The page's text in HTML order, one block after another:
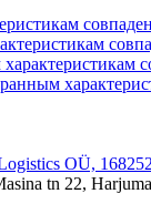
OÜ,
tn 22,